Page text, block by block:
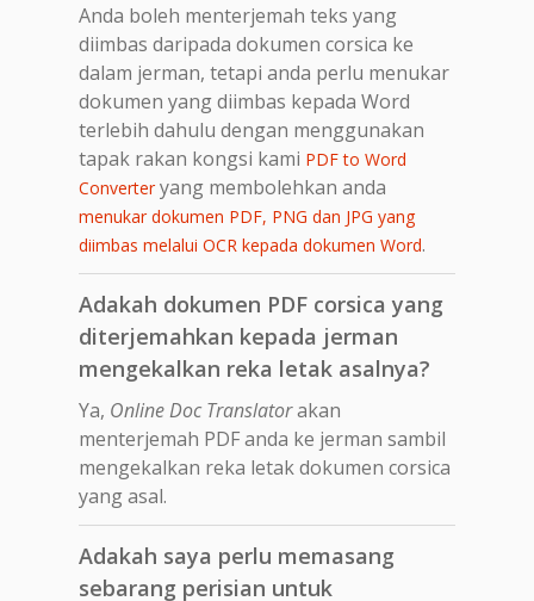
Anda boleh menterjemah teks yang
diimbas daripada dokumen corsica ke
dalam jerman, tetapi anda perlu menukar
dokumen yang diimbas kepada Word
terlebih dahulu dengan menggunakan
tapak rakan kongsi kami PDF to Word
Converteryang membolehkan anda
menukar dokumen PDF, PNG dan JPG yang
diimbas melalui OCR kepada dokumen Word.
Adakah dokumen PDF corsica yang
diterjemahkan kepada jerman
mengekalkan reka letak asalnya?
Ya, Online Doc Translatorakan
menterjemah PDF anda ke jerman sambil
mengekalkan reka letak dokumen corsica
yang asal.
Adakah saya perlu memasang
sebarang perisian untuk